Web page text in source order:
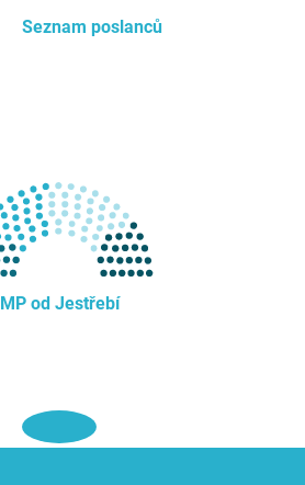
Seznam poslanců
MP od Jestřebí